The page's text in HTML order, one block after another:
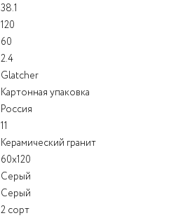
38.1
120
60
2.4
Glatcher
Картонная упаковка
Россия
11
Керамический гранит
60x120
Серый
Серый
2 сорт